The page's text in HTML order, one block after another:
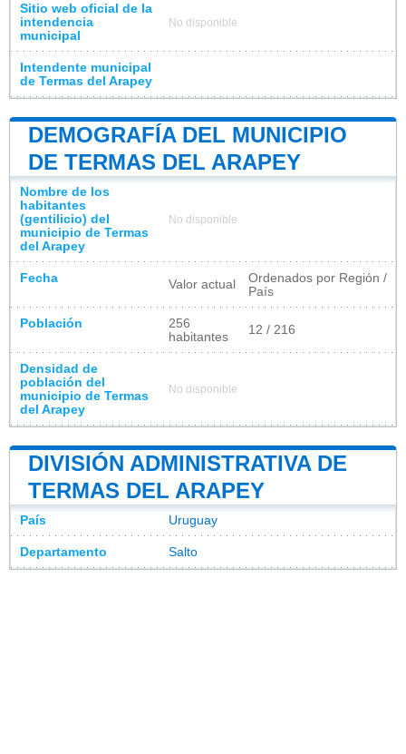
Sitio web oficial de la
intendencia
municipal
No disponible
Intendente municipal
de Termas del Arapey
DEMOGRAFÍA DEL MUNICIPIO
DE TERMAS DEL ARAPEY
Nombre de los
habitantes
(gentilicio) del
municipio de Termas
del Arapey
No disponible
Fecha Valor actual
Ordenados por Región /
País
Población
256
habitantes
12 / 216
Densidad de
población del
municipio de Termas
del Arapey
No disponible
DIVISIÓN ADMINISTRATIVA DE
TERMAS DEL ARAPEY
País Uruguay
Departamento Salto